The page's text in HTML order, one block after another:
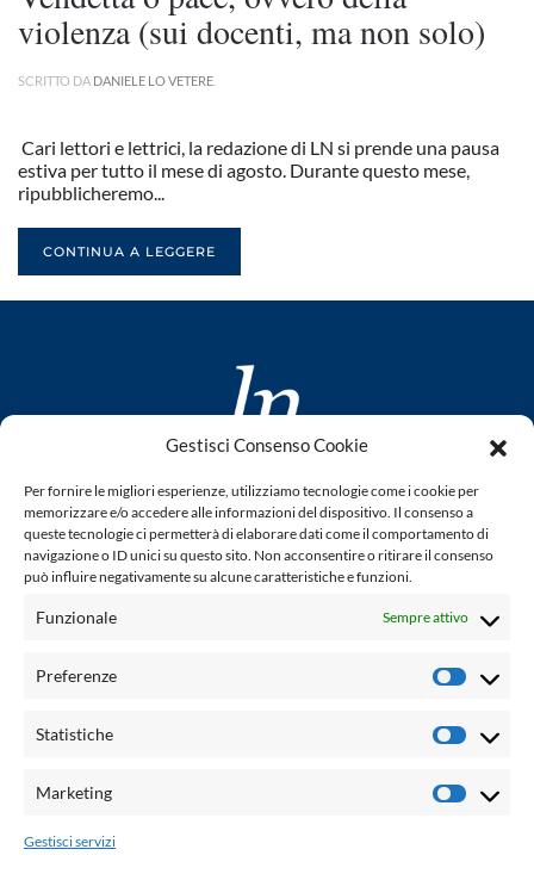
Gestisci Consenso Cookie
Per fornire le migliori esperienze, utilizziamo tecnologie come i cookie per
memorizzare e/o accedere alle informazioni del dispositivo. Il consenso a
queste tecnologie ci permetterà di elaborare dati come il comportamento di
navigazione o ID unici su questo sito. Non acconsentire o ritirare il consenso
può influire negativamente su alcune caratteristiche e funzioni.
Funzionale Sempre attivo
Preferenze
Statistiche
Marketing
Gestisci servizi
violenza (sui docenti, ma non solo)
SCRITTO DA DANIELE LO VETERE
Cari lettori e lettrici, la redazione di LN si prende una pausa
estiva per tutto il mese di agosto. Durante questo mese,
ripubblicheremo...
CONTINUA A LEGGERE
www.laletteraturaenoi.it
fondato da Romano Luperini
Questo blog non rappresenta una testata giornalistica in
quanto viene aggiornato senza alcuna periodicità. Non può
legge n° 62 del 7.03.2001. L'autore non è responsabile per
email: